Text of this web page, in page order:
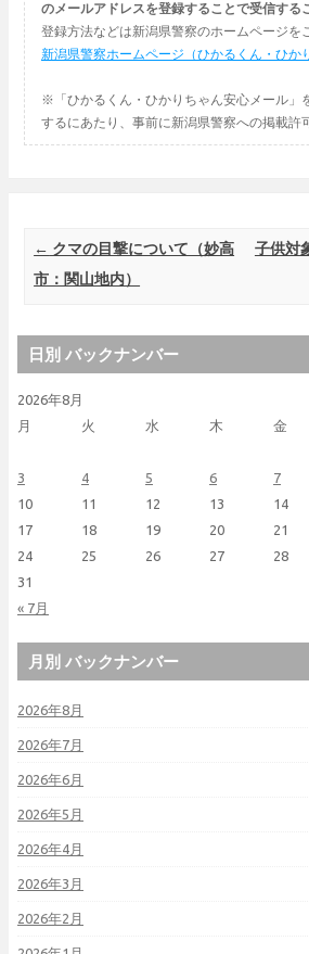
のメールアドレスを登録することで受信する
登録方法などは新潟県警察のホームページを
新潟県警察ホームページ（ひかるくん・ひか
※「ひかるくん・ひかりちゃん安心メール」
するにあたり、事前に新潟県警察への掲載許
Post navigation
← クマの目撃について（妙高
市：関山地内）
子供対
日別 バックナンバー
2026年8月
月
火 水 木 金
« 7月
3
4 5 6 7
10
11 12 13 14
17
18 19 20 21
24
25 26 27 28
31
月別 バックナンバー
2026年8月
2026年7月
2026年6月
2026年5月
2026年4月
2026年3月
2026年2月